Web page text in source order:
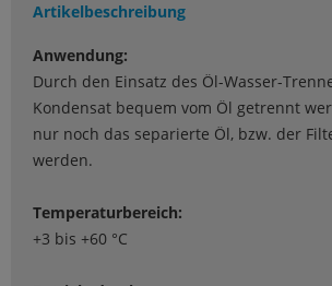
Artikelbeschreibung
Anwendung:
Durch den Einsatz des Öl-Wasser-
Kondensat bequem vom Öl getrennt
nur noch das separierte Öl, bzw. der
werden.
Temperaturbereich:
+3 bis +60 °C